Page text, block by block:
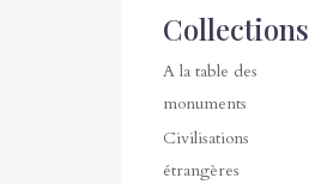
Collections
A la table des
monuments
Civilisations
étrangères